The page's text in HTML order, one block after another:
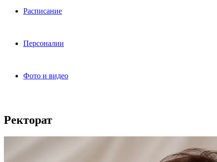
Расписание
Персоналии
Фото и видео
Ректорат